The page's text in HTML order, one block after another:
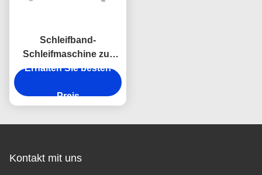
Schleifband-
Schleifmaschine zur
Herstellung von
Erhalten Sie besten
Preis
Kontakt mit uns